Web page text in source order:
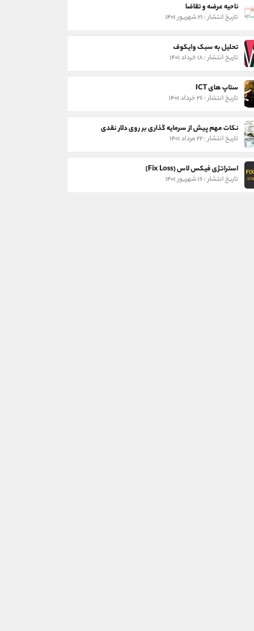
ناحیه عرضه و تقاضا
تاریخ انتشار : ۲۱ شهریور ۱۴۰۱
تحلیل به سبک وایکوف
تاریخ انتشار : ۱۸ خرداد ۱۴۰۱
ستاپ های ICT
تاریخ انتشار : ۲۶ خرداد ۱۴۰۱
نکات مهم پیش از سرمایه گذاری بر روی دلار نقدی
تاریخ انتشار : ۲۲ مرداد ۱۴۰۱
استراتژی فیکس لاس (Fix Loss)
تاریخ انتشار : ۱۶ شهریور ۱۴۰۱